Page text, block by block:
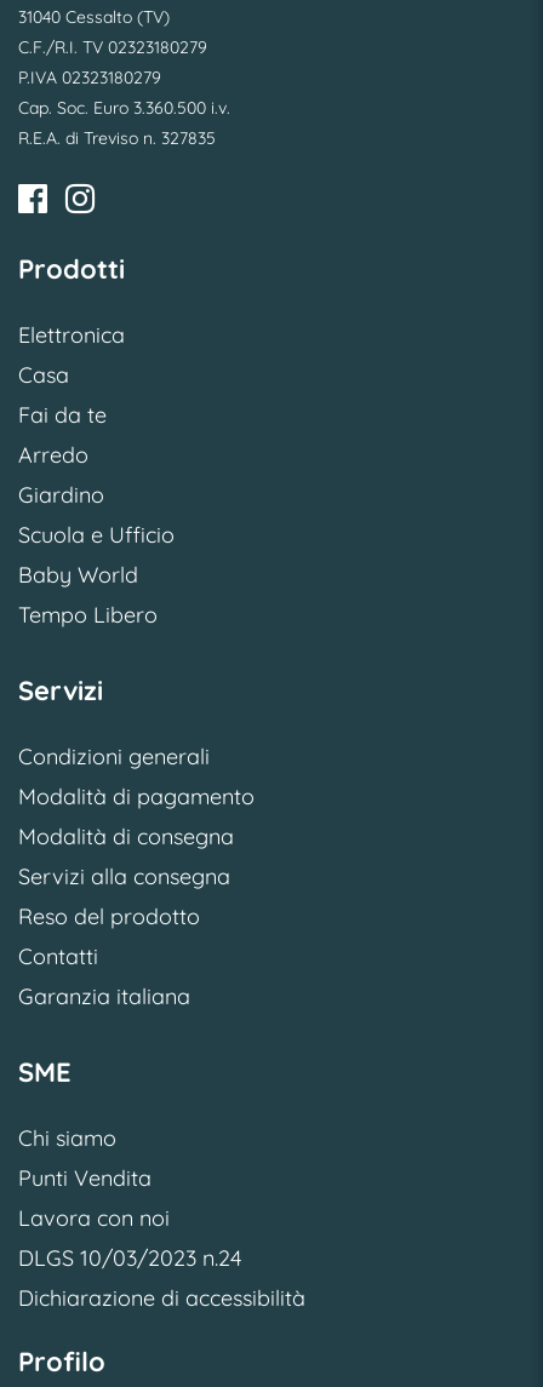
31040 Cessalto (TV)
C.F./R.I. TV 02323180279
P.IVA 02323180279
Cap. Soc. Euro 3.360.500 i.v.
R.E.A. di Treviso n. 327835
Prodotti
Elettronica
Casa
Fai da te
Arredo
Giardino
Scuola e Ufficio
Baby World
Tempo Libero
Servizi
Condizioni generali
Modalità di pagamento
Modalità di consegna
Servizi alla consegna
Reso del prodotto
Contatti
Garanzia italiana
SME
Chi siamo
Punti Vendita
Lavora con noi
DLGS 10/03/2023 n.24
Dichiarazione di accessibilità
Profilo